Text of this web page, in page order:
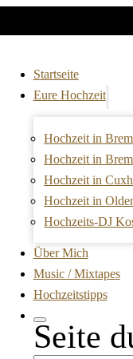
Startseite
Eure Hochzeit
Hochzeit in
Hochzeit in
Hochzeit in
Hochzeit in
Hochzeits-DJ
Über Mich
Music / Mixtapes
Hochzeitstipps
Seite